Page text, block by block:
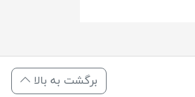
برگشت به بالا